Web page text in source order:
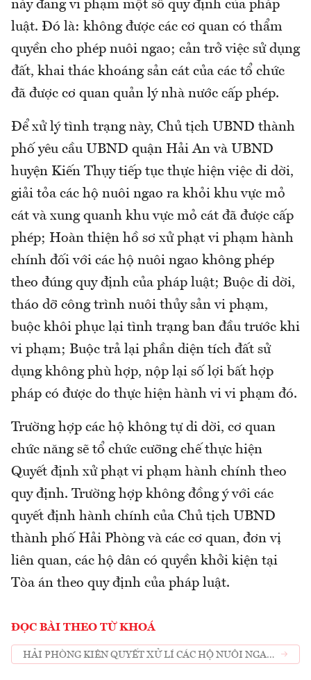
này đang vi phạm một số quy định của pháp
luật. Đó là: không được các cơ quan có thẩm
quyền cho phép nuôi ngao; cản trở việc sử dụng
đất, khai thác khoáng sản cát của các tổ chức
đã được cơ quan quản lý nhà nước cấp phép.
Để xử lý tình trạng này, Chủ tịch UBND thành
phố yêu cầu UBND quận Hải An và UBND
huyện Kiến Thụy tiếp tục thực hiện việc di dời,
giải tỏa các hộ nuôi ngao ra khỏi khu vực mỏ
cát và xung quanh khu vực mỏ cát đã được cấp
phép; Hoàn thiện hồ sơ xử phạt vi phạm hành
chính đối với các hộ nuôi ngao không phép
theo đúng quy định của pháp luật; Buộc di dời,
tháo dỡ công trình nuôi thủy sản vi phạm,
buộc khôi phục lại tình trạng ban đầu trước khi
vi phạm; Buộc trả lại phần diện tích đất sử
dụng không phù hợp, nộp lại số lợi bất hợp
pháp có được do thực hiện hành vi vi phạm đó.
Trường hợp các hộ không tự di dời, cơ quan
chức năng sẽ tổ chức cưỡng chế thực hiện
Quyết định xử phạt vi phạm hành chính theo
quy định. Trường hợp không đồng ý với các
quyết định hành chính của Chủ tịch UBND
thành phố Hải Phòng và các cơ quan, đơn vị
liên quan, các hộ dân có quyền khởi kiện tại
Tòa án theo quy định của pháp luật.
ĐỌC BÀI THEO TỪ KHOÁ
HẢI PHÒNG KIÊN QUYẾT XỬ LÍ CÁC HỘ NUÔI NGAO